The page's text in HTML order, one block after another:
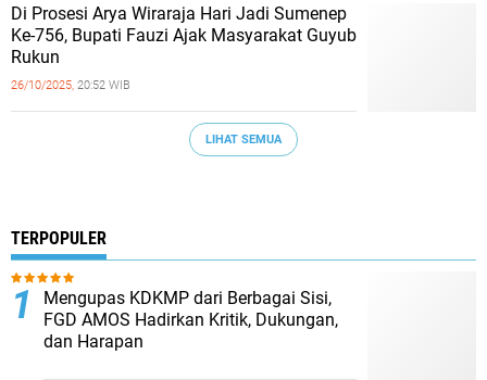
Di Prosesi Arya Wiraraja Hari Jadi Sumenep
Ke-756, Bupati Fauzi Ajak Masyarakat Guyub
Rukun
26/10/2025, 20:52 WIB
LIHAT SEMUA
TERPOPULER
Mengupas KDKMP dari Berbagai Sisi,
FGD AMOS Hadirkan Kritik, Dukungan,
dan Harapan